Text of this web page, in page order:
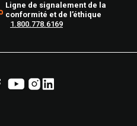
Ligne de signalement de la
conformité et de l’éthique
1.800.778.6169